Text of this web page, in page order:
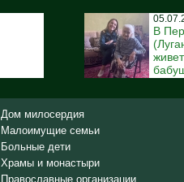
В
Дом милосердия
Малоимущие семьи
Больные дети
Храмы и монастыри
Православные организации